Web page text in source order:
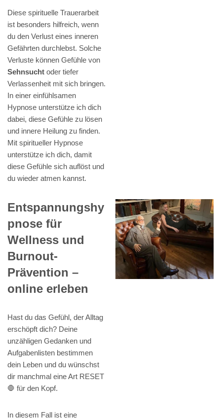
Diese spirituelle Trauerarbeit
ist besonders hilfreich, wenn
du den Verlust eines inneren
Gefährten durchlebst. Solche
Verluste können Gefühle von
Sehnsucht oder tiefer
Verlassenheit mit sich bringen.
In einer einfühlsamen
Hypnose unterstütze ich dich
dabei, diese Gefühle zu lösen
und innere Heilung zu finden.
Mit spiritueller Hypnose
unterstütze ich dich, damit
diese Gefühle sich auflöst und
du wieder atmen kannst.
Entspannungshy
pnose für
Wellness und
Burnout-
Prävention –
online erleben
Hast du das Gefühl, der Alltag
erschöpft dich? Deine
unzähligen Gedanken und
Aufgabenlisten bestimmen
dein Leben und du wünschst
dir manchmal eine Art RESET
🛑 für den Kopf.
In diesem Fall ist eine